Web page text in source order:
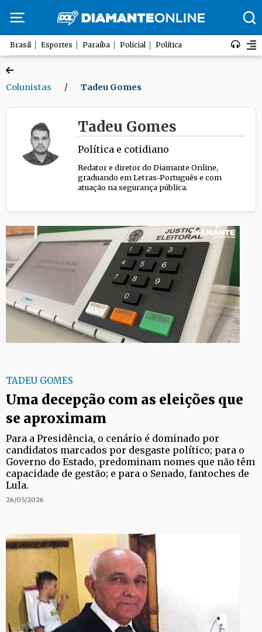
Brasil Esportes Paraíba Policial Política
Colunistas / Tadeu Gomes
Tadeu Gomes
Política e cotidiano
Redator e diretor do Diamante Online,
graduando em Letras-Português e com
atuação na segurança pública.
TADEU GOMES
Uma decepção com as eleições que
se aproximam
Para a Presidência, o cenário é dominado por
candidatos marcados por desgaste político; para o
Governo do Estado, predominam nomes que não têm
capacidade de gestão; e para o Senado, fantoches de
Lula.
26/05/2026